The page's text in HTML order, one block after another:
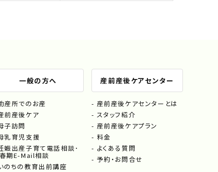
一般の方へ
産所でのお産
前産後ケア
子訪問
乳育児支援
娠出産子育て電話相談･
期E-Mail相談
のちの教育出前講座
産前産後ケアセンター
産前産後ケアセンターとは
スタッフ紹介
産前産後ケアプラン
料金
よくある質問
予約・お問合せ